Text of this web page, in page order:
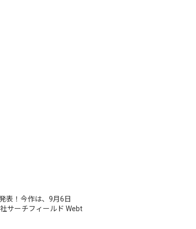
表！今作は、9月6日
サーチフィールド Webt